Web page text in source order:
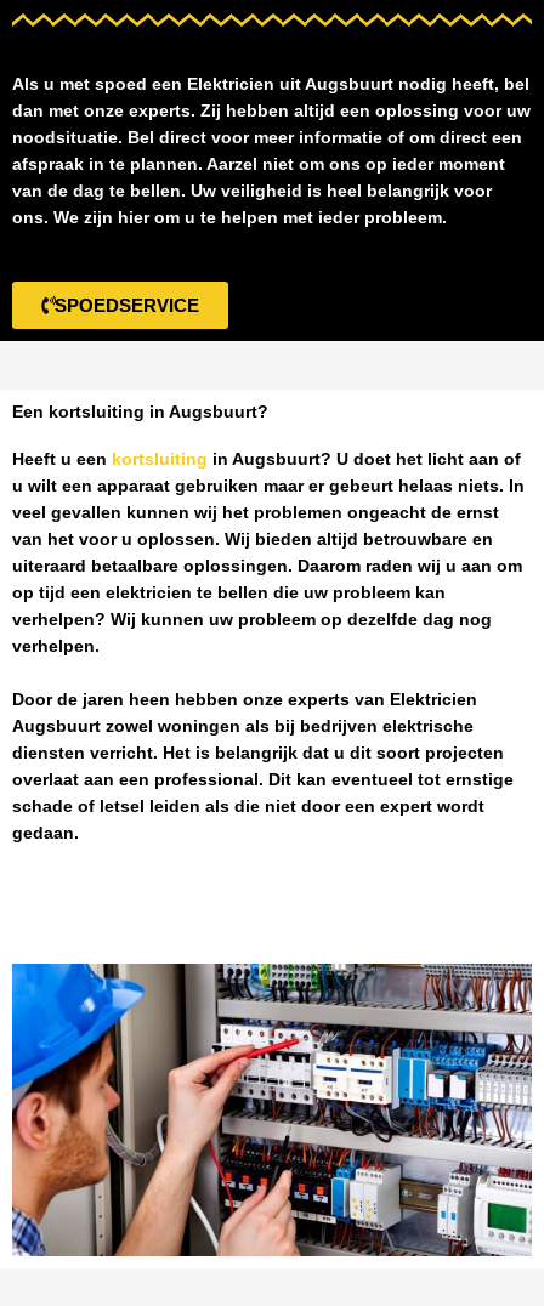
Als u met spoed een Elektricien uit Augsbuurt nodig heeft, bel
dan met onze experts. Zij hebben altijd een oplossing voor uw
noodsituatie. Bel direct voor meer informatie of om direct een
afspraak in te plannen. Aarzel niet om ons op ieder moment
van de dag te bellen. Uw veiligheid is heel belangrijk voor
ons. We zijn hier om u te helpen met ieder probleem.
SPOEDSERVICE
Een kortsluiting in Augsbuurt?
Heeft u een kortsluiting in Augsbuurt? U doet het licht aan of
u wilt een apparaat gebruiken maar er gebeurt helaas niets. In
veel gevallen kunnen wij het problemen ongeacht de ernst
van het voor u oplossen. Wij bieden altijd betrouwbare en
uiteraard betaalbare oplossingen. Daarom raden wij u aan om
op tijd een elektricien te bellen die uw probleem kan
verhelpen? Wij kunnen uw probleem op dezelfde dag nog
verhelpen.
Door de jaren heen hebben onze experts van Elektricien
Augsbuurt zowel woningen als bij bedrijven elektrische
diensten verricht. Het is belangrijk dat u dit soort projecten
overlaat aan een professional. Dit kan eventueel tot ernstige
schade of letsel leiden als die niet door een expert wordt
gedaan.